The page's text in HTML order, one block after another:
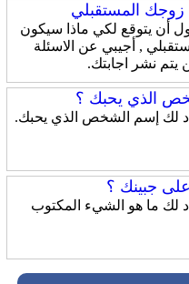
المستقبلي
أن يتوقع لكي ماذا سيكون
, أجيبي عن الاسئلة
نشر اجابتك.
الذي يحبك ؟
لك إسم الشخص الذي يحبك.
جبينك ؟
لك ما هو الشيء المكتوب